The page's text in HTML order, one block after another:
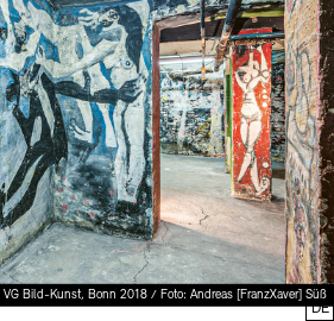
Bild-Kunst, Bonn 2018 / Foto: Andreas [FranzXaver] Süß
DE